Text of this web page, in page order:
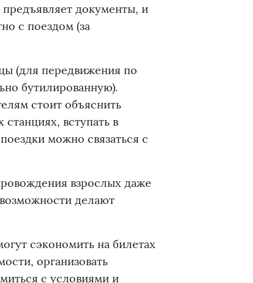
документы, и
с поездом (за
(для передвижения по
бутилированную).
стоит объяснить
вступать в
можно связаться с
взрослых даже
делают
сэкономить на билетах
организовать
с условиями и